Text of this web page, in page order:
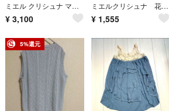
ミエル クリシュナ マフラー 大判ストール ニット フリンジ F 緑 グリーン
¥ 3,100
ミエルクリシュナ 花柄 オールインワン
¥ 1,555
5%還元